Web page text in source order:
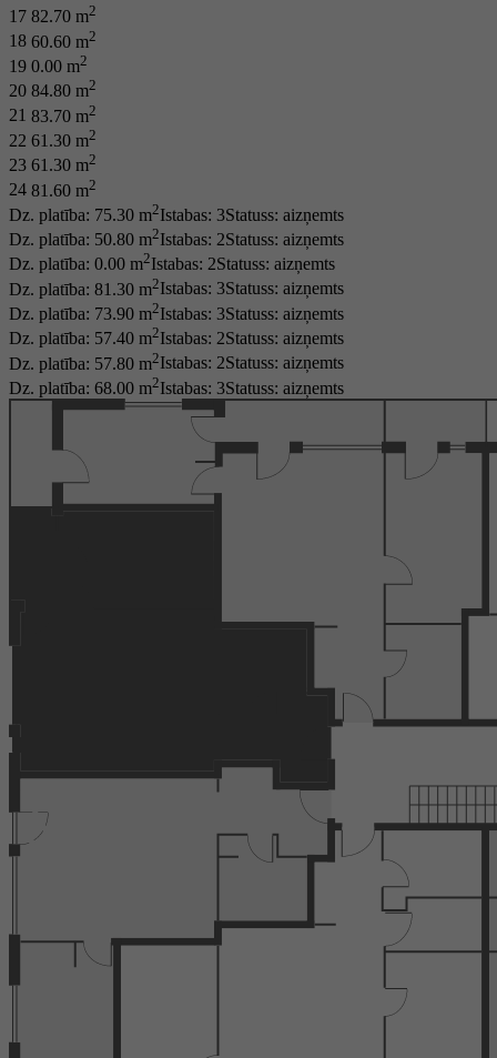
17 82.70 m2
18 60.60 m2
19 0.00 m2
20 84.80 m2
21 83.70 m2
22 61.30 m2
23 61.30 m2
24 81.60 m2
Dz. platība: 75.30 m2Istabas: 3Statuss: aizņemts
Dz. platība: 50.80 m2Istabas: 2Statuss: aizņemts
Dz. platība: 0.00 m2Istabas: 2Statuss: aizņemts
Dz. platība: 81.30 m2Istabas: 3Statuss: aizņemts
Dz. platība: 73.90 m2Istabas: 3Statuss: aizņemts
Dz. platība: 57.40 m2Istabas: 2Statuss: aizņemts
Dz. platība: 57.80 m2Istabas: 2Statuss: aizņemts
Dz. platība: 68.00 m2Istabas: 3Statuss: aizņemts